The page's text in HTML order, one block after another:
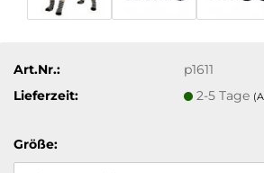
Art.Nr.:
p1611
Lieferzeit:
2-5 Tage
Größe: